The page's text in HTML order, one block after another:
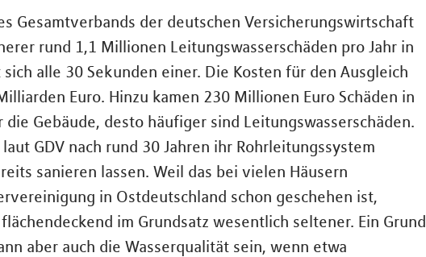
Gesamtverbands der deutschen Versicherungswirtschaft
rund 1,1 Millionen Leitungswasserschäden pro Jahr in
alle 30 Sekunden einer. Die Kosten für den Ausgleich
Euro. Hinzu kamen 230 Millionen Euro Schäden in
Gebäude, desto häufiger sind Leitungswasserschäden.
GDV nach rund 30 Jahren ihr Rohrleitungssystem
sanieren lassen. Weil das bei vielen Häusern
in Ostdeutschland schon geschehen ist,
im Grundsatz wesentlich seltener. Ein Grund
aber auch die Wasserqualität sein, wenn etwa